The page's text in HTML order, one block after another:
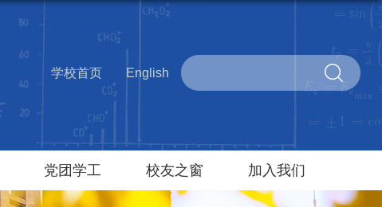
学校首页 English
党团学工 校友之窗 加入我们